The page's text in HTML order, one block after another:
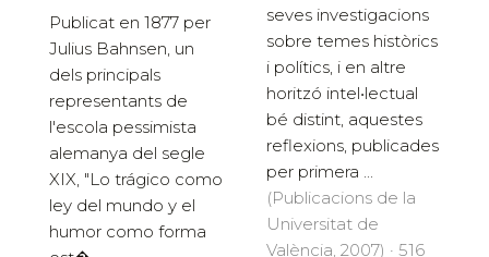
Publicat en 1877 per
Julius Bahnsen, un
dels principals
representants de
l'escola pessimista
alemanya del segle
XIX, "Lo trágico como
ley del mundo y el
humor como forma
seves investigacions
sobre temes històrics
i polítics, i en altre
horitzó intel•lectual
bé distint, aquestes
reflexions, publicades
per primera ...
(Publicacions de la
Universitat de
València, 2007) · 516